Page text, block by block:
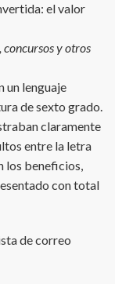
el valor
y otros
un lenguaje
de sexto grado.
claramente
entre la letra
los beneficios,
con total
de correo